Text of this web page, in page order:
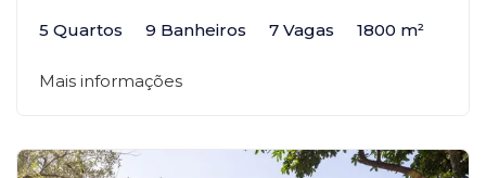
5 Quartos 9 Banheiros 7 Vagas 1800 m²
Mais informações